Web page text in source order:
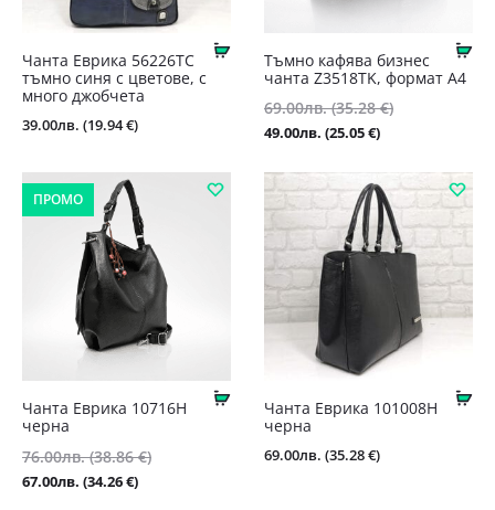
Купи
Чанта Еврика 56226ТС
тъмно синя с цветове, с
много джобчета
39.00лв. (19.94 €)
Тъмно кафява бизнес
чанта Z3518TK, формат А4
69.00лв. (35.28 €)Original
69.00лв.
(35.28
€).
49.00лв. (25.05 €)Текущата
49.00лв.
(25.05
€).
ПРОМО
Купи
Чанта Еврика 10716Н
черна
76.00лв. (38.86 €)Original
67.00лв. (34.26 €)Текущата
Чантa Еврика 101008Н
черна
69.00лв. (35.28 €)